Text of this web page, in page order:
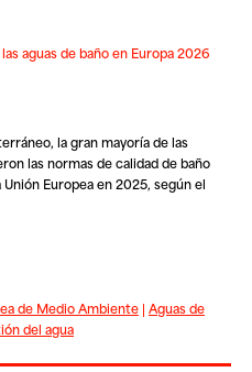
aguas de baño en Europa 2026
la gran mayoría de las
las normas de calidad de baño
Europea en 2025, según el
de Medio Ambiente| Aguas de
del agua